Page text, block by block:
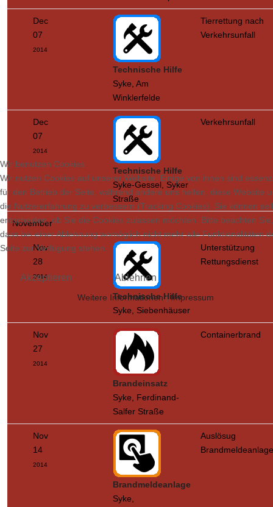
Dec
07
2014
Technische Hilfe
Syke, Am
Winklerfelde
Tierrettung nach
Verkehrsunfall
Dec
07
2014
Technische Hilfe
Syke-Gessel, Syker
Straße
Verkehrsunfall
November
Nov
28
2014
Technische Hilfe
Syke, Siebenhäuser
Unterstützung
Rettungsdienst
Nov
27
2014
Brandeinsatz
Syke, Ferdinand-
Salfer Straße
Containerbrand
Nov
14
2014
Brandmeldeanlage
Syke,
Auslösug
Brandmeldeanlage
Wir benutzen Cookies
Wir nutzen Cookies auf unserer Website. Einige von ihnen sind
für den Betrieb der Seite, während andere uns helfen, diese Website
die Nutzererfahrung zu verbessern (Tracking Cookies). Sie können
entscheiden, ob Sie die Cookies zulassen möchten. Bitte beachten Sie,
dass bei einer Ablehnung womöglich nicht mehr alle Funktionalitäten
Seite zur Verfügung stehen.
Akzeptieren Ablehnen
Weitere Informationen|Impressum